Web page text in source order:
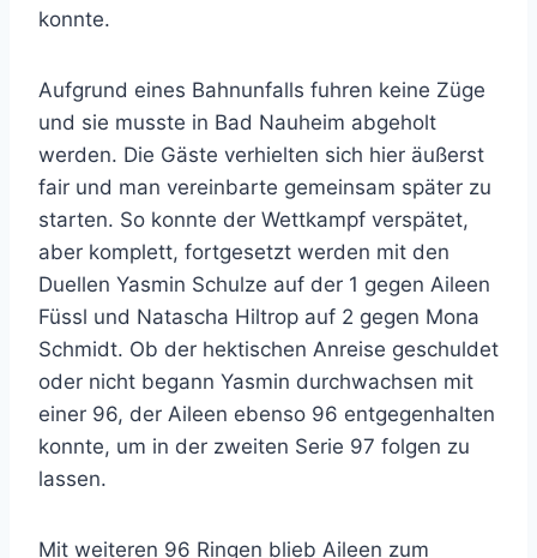
konnte.
Aufgrund eines Bahnunfalls fuhren keine Züge
und sie musste in Bad Nauheim abgeholt
werden. Die Gäste verhielten sich hier äußerst
fair und man vereinbarte gemeinsam später zu
starten. So konnte der Wettkampf verspätet,
aber komplett, fortgesetzt werden mit den
Duellen Yasmin Schulze auf der 1 gegen Aileen
Füssl und Natascha Hiltrop auf 2 gegen Mona
Schmidt. Ob der hektischen Anreise geschuldet
oder nicht begann Yasmin durchwachsen mit
einer 96, der Aileen ebenso 96 entgegenhalten
konnte, um in der zweiten Serie 97 folgen zu
lassen.
Mit weiteren 96 Ringen blieb Aileen zum